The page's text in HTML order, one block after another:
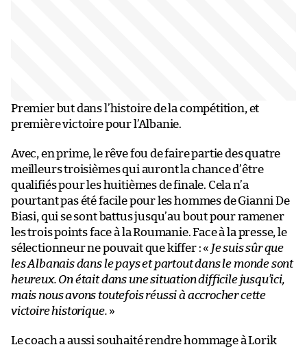
Premier but dans l’histoire de la compétition, et
première victoire pour l’Albanie.
Avec, en prime, le rêve fou de faire partie des quatre
meilleurs troisièmes qui auront la chance d’être
qualifiés pour les huitièmes de finale. Cela n’a
pourtant pas été facile pour les hommes de Gianni De
Biasi, qui se sont battus jusqu’au bout pour ramener
les trois points face à la Roumanie. Face à la presse, le
sélectionneur ne pouvait que kiffer : « Je suis sûr que
les Albanais dans le pays et partout dans le monde sont
heureux. On était dans une situation difficile jusqu’ici,
mais nous avons toutefois réussi à accrocher cette
victoire historique. »
Le coach a aussi souhaité rendre hommage à Lorik